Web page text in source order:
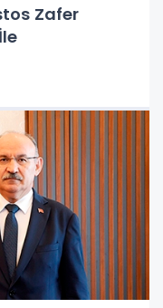
Zafer